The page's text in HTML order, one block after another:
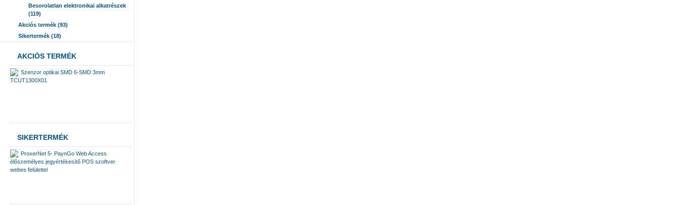
Besorolatlan elektronikai alkatrészek
(119)
Akciós termék (93)
Sikertermék (18)
AKCIÓS TERMÉK
Szenzor optikai SMD 6-SMD 3mm
TCUT1300X01
SIKERTERMÉK
ProxerNet 5- PaynGo Web Access
élőszemélyes jegyértékesítő POS szoftver
webes felülettel